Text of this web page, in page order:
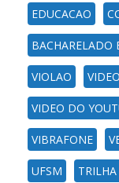
EDUCACAO
BACHARELADO
VIOLAO
VIDEO DO
VIBRAFONE
UFSM